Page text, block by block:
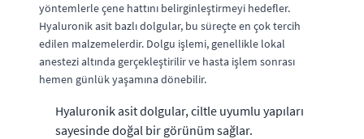
yöntemlerle çene hattını belirginleştirmeyi hedefler.
Hyaluronik asit bazlı dolgular, bu süreçte en çok tercih
edilen malzemelerdir. Dolgu işlemi, genellikle lokal
anestezi altında gerçekleştirilir ve hasta işlem sonrası
hemen günlük yaşamına dönebilir.
Hyaluronik asit dolgular, ciltle uyumlu yapıları
sayesinde doğal bir görünüm sağlar.